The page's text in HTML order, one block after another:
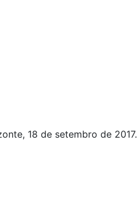
18 de setembro de 2017.